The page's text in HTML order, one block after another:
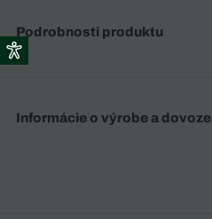
Podrobnosti produktu
Informácie o výrobe a dovoze